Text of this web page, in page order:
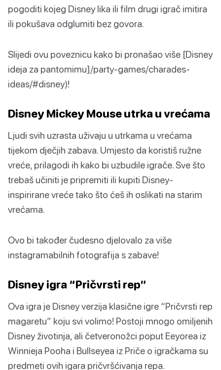
pogoditi kojeg Disney lika ili film drugi igrač imitira
ili pokušava odglumiti bez govora.
Slijedi ovu poveznicu kako bi pronašao više [Disney
ideja za pantomimu]/party-games/charades-
ideas/#disney)!
Disney Mickey Mouse utrka u vrećama
Ljudi svih uzrasta uživaju u utrkama u vrećama
tijekom dječjih zabava. Umjesto da koristiš ružne
vreće, prilagodi ih kako bi uzbudile igrače. Sve što
trebaš učiniti je pripremiti ili kupiti Disney-
inspirirane vreće tako što ćeš ih oslikati na starim
vrećama.
Ovo bi također čudesno djelovalo za više
instagramabilnih fotografija s zabave!
Disney igra “Pričvrsti rep”
Ova igra je Disney verzija klasične igre “Pričvrsti rep
magaretu” koju svi volimo! Postoji mnogo omiljenih
Disney životinja, ali četveronožci poput Eeyorea iz
Winnieja Pooha i Bullseyea iz Priče o igračkama su
predmeti ovih igara pričvršćivanja repa.